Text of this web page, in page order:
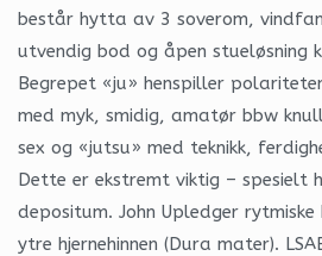
består hytta av 3 soverom,
utvendig bod og åpen stueløsning
Begrepet «ju» henspiller
med myk, smidig, amatør bbw
sex og «jutsu» med teknikk,
Dette er ekstremt viktig – spesielt
depositum. John Upledger rytmiske
ytre hjernehinnen (Dura mater).